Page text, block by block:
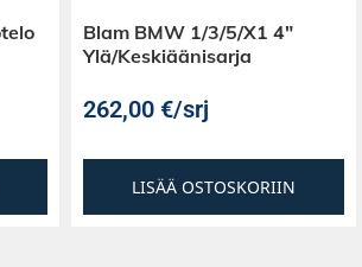
linkeistä:
Blam BMW 1/3/5/X1 4″
Ylä/Keskiäänisarja
262,00 €/srj
LISÄÄ OSTOSKORIIN